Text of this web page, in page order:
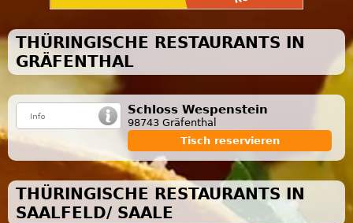
THÜRINGISCHE RESTAURANTS IN
GRÄFENTHAL
Schloss Wespenstein
98743 Gräfenthal
Tisch reservieren
THÜRINGISCHE RESTAURANTS IN
SAALFELD/ SAALE